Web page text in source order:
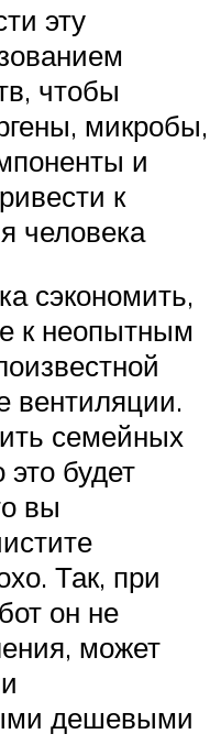
эту
чтобы
микробы,
и
к
человека
сэкономить,
к неопытным
вентиляции.
семейных
будет
вы
Так, при
он не
может
дешевыми